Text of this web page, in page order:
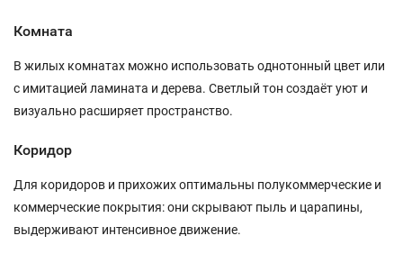
Комната
В жилых комнатах можно использовать однотонный цвет или
с имитацией ламината и дерева. Светлый тон создаёт уют и
визуально расширяет пространство.
Коридор
Для коридоров и прихожих оптимальны полукоммерческие и
коммерческие покрытия: они скрывают пыль и царапины,
выдерживают интенсивное движение.